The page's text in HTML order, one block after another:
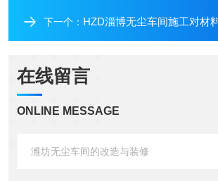
下一个： HZD淄博无尘车间施工对材
在线留言
ONLINE MESSAGE